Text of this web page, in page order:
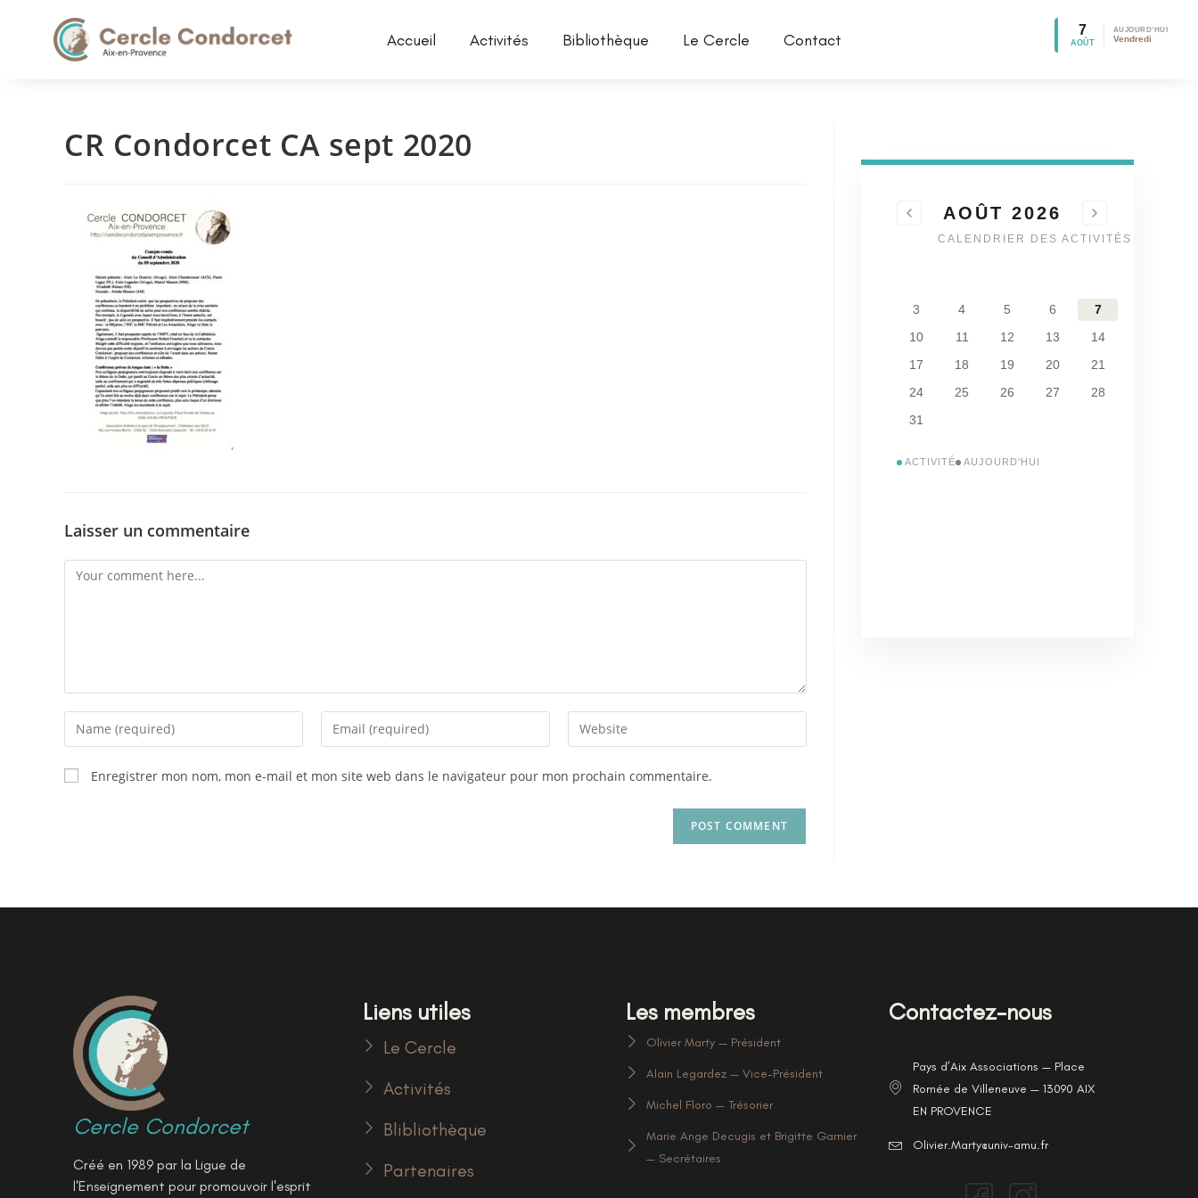
Accueil Activités Bibliothèque Le Cercle Contact
7
AOÛT
AUJOURD'HUI
Vendredi
CR Condorcet CA sept 2020
Laisser un commentaire
Enregistrer mon nom, mon e-mail et mon site web dans le navigateur pour mon prochain commentaire.
AOÛT 2026
CALENDRIER DES ACTIVITÉS
3
4 5 6 7
10
11 12 13 14
17
18 19 20 21
24
25 26 27 28
31
ACTIVITÉ AUJOURD'HUI
Cercle Condorcet
Créé en 1989 par la Ligue de
l'Enseignement pour promouvoir l'esprit
Liens utiles
Le Cercle
Activités
Blibliothèque
Partenaires
Les membres
Olivier Marty — Président
Alain Legardez — Vice-Président
Michel Floro — Trésorier
Marie Ange Decugis et Brigitte Garnier
— Secrétaires
Contactez-nous
Pays d’Aix Associations — Place
Romée de Villeneuve — 13090 AIX
EN PROVENCE
Olivier.Marty@univ-amu.fr